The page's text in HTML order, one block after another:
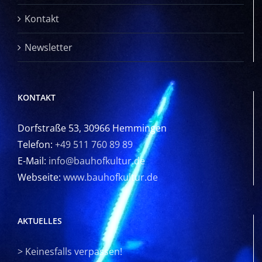
Kontakt
Newsletter
KONTAKT
Dorfstraße 53, 30966 Hemmingen
Telefon: +49 511 760 89 89
E-Mail: info@bauhofkultur.de
Webseite: www.bauhofkultur.de
AKTUELLES
> Keinesfalls verpassen!